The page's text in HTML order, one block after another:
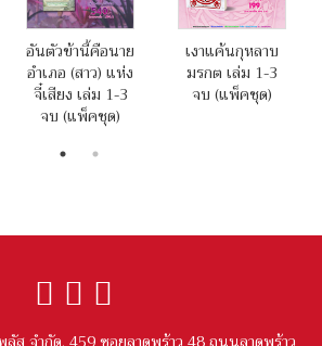
อันตัวข้านี้คือนาย
อำเภอ (สาว) แห่ง
จี๋เสียง เล่ม 1-3
จบ (แพ็คชุด)
เงาแค้นกุหลาบ
มรกต เล่ม 1-3
จบ (แพ็คชุด)